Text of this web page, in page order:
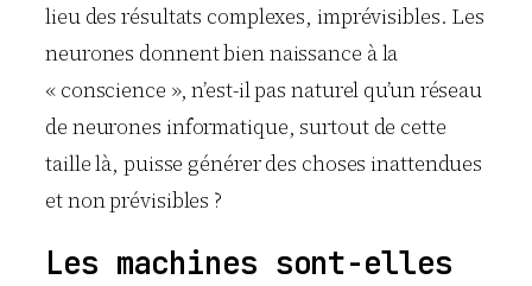
lieu des résultats complexes, imprévisibles. Les
neurones donnent bien naissance à la
« conscience », n’est-il pas naturel qu’un réseau
de neurones informatique, surtout de cette
taille là, puisse générer des choses inattendues
et non prévisibles ?
Les machines sont-elles